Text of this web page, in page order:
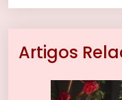
Artigos